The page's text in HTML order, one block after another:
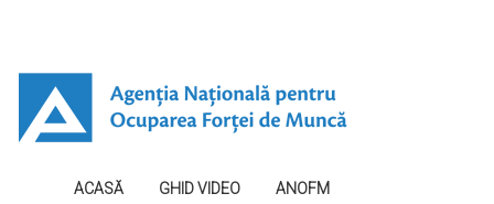
ACASĂ GHID VIDEO ANOFM